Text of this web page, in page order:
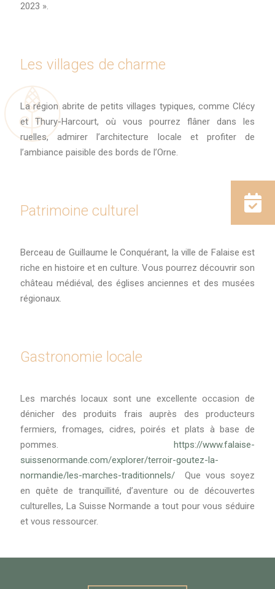
2023 ».
Les villages de charme
La région abrite de petits villages typiques, comme Clécy
et Thury-Harcourt, où vous pourrez flâner dans les
ruelles, admirer l’architecture locale et profiter de
l’ambiance paisible des bords de l’Orne.
Patrimoine culturel
Berceau de Guillaume le Conquérant, la ville de Falaise est
riche en histoire et en culture. Vous pourrez découvrir son
château médiéval, des églises anciennes et des musées
régionaux.
Gastronomie locale
Les marchés locaux sont une excellente occasion de
dénicher des produits frais auprès des producteurs
fermiers, fromages, cidres, poirés et plats à base de
pommes. https://www.falaise-
suissenormande.com/explorer/terroir-goutez-la-
normandie/les-marches-traditionnels/
Que vous soyez
en quête de tranquillité, d’aventure ou de découvertes
culturelles, La Suisse Normande a tout pour vous séduire
et vous ressourcer.